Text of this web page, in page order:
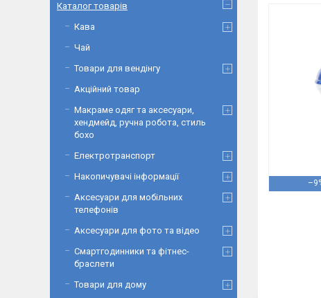
Каталог товарів
Кава
Чай
Товари для вендінгу
Акційний товар
Макраме одяг та аксесуари,
хендмейд, ручна робота, стиль
бохо
Електротранспорт
Накопичувачі інформації
Аксесуари для мобільних
телефонів
Аксесуари для фото та відео
Смартгодинники та фітнес-
браслети
Товари для дому